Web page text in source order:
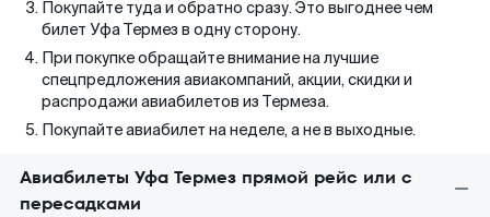
Покупайте туда и обратно сразу. Это выгоднее чем
билет Уфа Термез в одну сторону.
При покупке обращайте внимание на лучшие
спецпредложения авиакомпаний, акции, скидки и
распродажи авиабилетов из Термеза.
Покупайте авиабилет на неделе, а не в выходные.
Авиабилеты Уфа Термез прямой рейс или с
пересадками